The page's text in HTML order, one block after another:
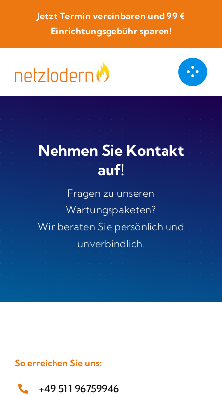
Jetzt Termin vereinbaren und99 €
Einrichtungsgebühr sparen!
Nehmen Sie Kontakt
auf!
Fragen zu unseren
Wartungspaketen?
Wir beraten Sie persönlich und
unverbindlich.
So erreichen Sie uns:
+49 511 96759946